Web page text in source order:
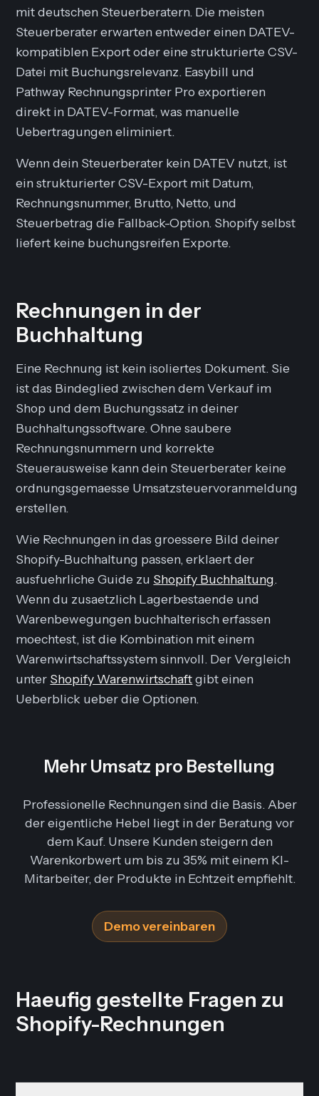
mit deutschen Steuerberatern. Die meisten
Steuerberater erwarten entweder einen DATEV-
kompatiblen Export oder eine strukturierte CSV-
Datei mit Buchungsrelevanz. Easybill und
Pathway Rechnungsprinter Pro exportieren
direkt in DATEV-Format, was manuelle
Uebertragungen eliminiert.
Wenn dein Steuerberater kein DATEV nutzt, ist
ein strukturierter CSV-Export mit Datum,
Rechnungsnummer, Brutto, Netto, und
Steuerbetrag die Fallback-Option. Shopify selbst
liefert keine buchungsreifen Exporte.
Rechnungen in der
Buchhaltung
Eine Rechnung ist kein isoliertes Dokument. Sie
ist das Bindeglied zwischen dem Verkauf im
Shop und dem Buchungssatz in deiner
Buchhaltungssoftware. Ohne saubere
Rechnungsnummern und korrekte
Steuerausweise kann dein Steuerberater keine
ordnungsgemaesse Umsatzsteuervoranmeldung
erstellen.
Wie Rechnungen in das groessere Bild deiner
Shopify-Buchhaltung passen, erklaert der
ausfuehrliche Guide zu Shopify Buchhaltung.
Wenn du zusaetzlich Lagerbestaende und
Warenbewegungen buchhalterisch erfassen
moechtest, ist die Kombination mit einem
Warenwirtschaftssystem sinnvoll. Der Vergleich
unter Shopify Warenwirtschaftgibt einen
Ueberblick ueber die Optionen.
Mehr Umsatz pro Bestellung
Professionelle Rechnungen sind die Basis. Aber
der eigentliche Hebel liegt in der Beratung vor
dem Kauf. Unsere Kunden steigern den
Warenkorbwert um bis zu 35% mit einem KI-
Mitarbeiter, der Produkte in Echtzeit empfiehlt.
Demo vereinbaren
Haeufig gestellte Fragen zu
Shopify-Rechnungen